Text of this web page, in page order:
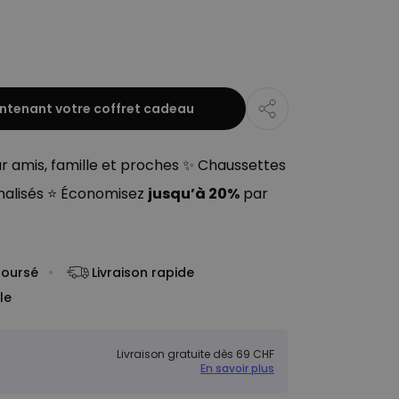
votre coffret cadeau
amis, famille et proches ✨ Chaussettes
⭐ Économisez jusqu’à 20% par
Livraison rapide
Livraison gratuite dès 69 CHF
En savoir plus